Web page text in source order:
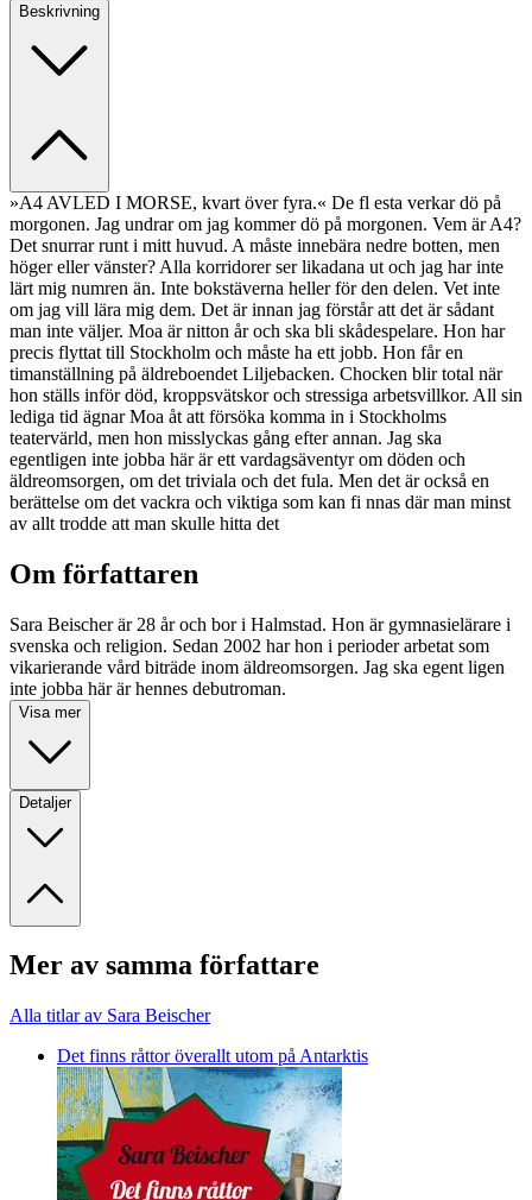
Beskrivning
»A4 AVLED I MORSE, kvart över fyra.« De fl esta verkar dö på
morgonen. Jag undrar om jag kommer dö på morgonen. Vem är A4?
Det snurrar runt i mitt huvud. A måste innebära nedre botten, men
höger eller vänster? Alla korridorer ser likadana ut och jag har inte
lärt mig numren än. Inte bokstäverna heller för den delen. Vet inte
om jag vill lära mig dem. Det är innan jag förstår att det är sådant
man inte väljer. Moa är nitton år och ska bli skådespelare. Hon har
precis flyttat till Stockholm och måste ha ett jobb. Hon får en
timanställning på äldreboendet Liljebacken. Chocken blir total när
hon ställs inför död, kroppsvätskor och stressiga arbetsvillkor. All sin
lediga tid ägnar Moa åt att försöka komma in i Stockholms
teatervärld, men hon misslyckas gång efter annan. Jag ska
egentligen inte jobba här är ett vardagsäventyr om döden och
äldreomsorgen, om det triviala och det fula. Men det är också en
berättelse om det vackra och viktiga som kan fi nnas där man minst
av allt trodde att man skulle hitta det
Om författaren
Sara Beischer är 28 år och bor i Halmstad. Hon är gymnasielärare i
svenska och religion. Sedan 2002 har hon i perioder arbetat som
vikarierande vård biträde inom äldreomsorgen. Jag ska egent ligen
inte jobba här är hennes debutroman.
Visa mer
Detaljer
Mer av samma författare
Alla titlar av Sara Beischer
Det finns råttor överallt utom på Antarktis